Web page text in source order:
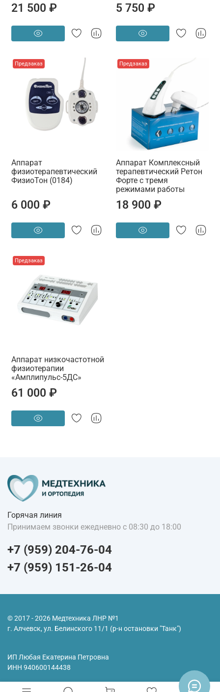
21 500 ₽ 5 750 ₽
Предзаказ
Аппарат
физиотерапевтический
ФизиоТон (0184)
6 000 ₽
Предзаказ
Аппарат Комплексный
терапевтический Ретон
Форте с тремя
режимами работы
18 900 ₽
Предзаказ
Аппарат низкочастотной
физиотерапии
«Амплипульс-5ДС»
61 000 ₽
Горячая линия
Принимаем звонки ежедневно с 08:30 до 18:00
+7 (959) 204-76-04
+7 (959) 151-26-04
© 2017 - 2026 Медтехника ЛНР №1
г. Алчевск, ул. Белинского 11/1 (р-н остановки "Танк")
ИП Любая Екатерина Петровна
ИНН 940600144438